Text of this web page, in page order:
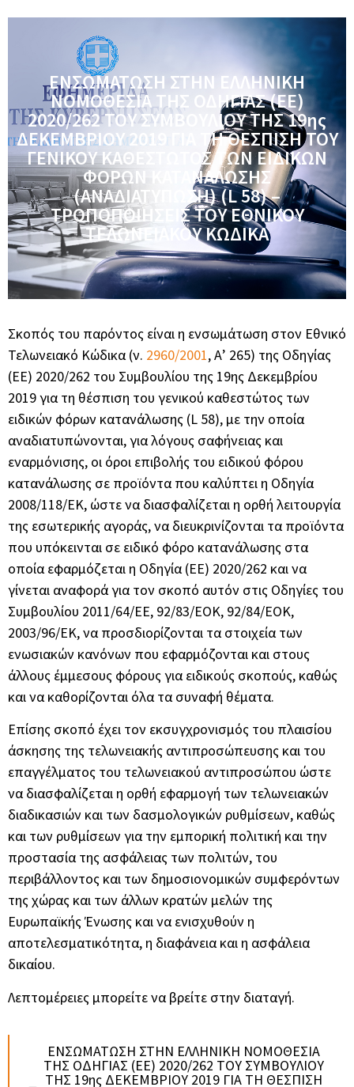
ΕΝΣΩΜΑΤΩΣΗ ΣΤΗΝ ΕΛΛΗΝΙΚΗ
ΝΟΜΟΘΕΣΙΑ ΤΗΣ ΟΔΗΓΙΑΣ (ΕΕ)
2020/262 ΤΟΥ ΣΥΜΒΟΥΛΙΟΥ ΤΗΣ 19ης
ΔΕΚΕΜΒΡΙΟΥ 2019 ΓΙΑ ΤΗ ΘΕΣΠΙΣΗ ΤΟΥ
ΓΕΝΙΚΟΥ ΚΑΘΕΣΤΩΤΟΣ ΤΩΝ ΕΙΔΙΚΩΝ
ΦΟΡΩΝ ΚΑΤΑΝΑΛΩΣΗΣ
(ΑΝΑΔΙΑΤΥΠΩΣΗ) (L 58) –
ΤΡΟΠΟΠΟΙΗΣΕΙΣ ΤΟΥ ΕΘΝΙΚΟΥ
ΤΕΛΩΝΕΙΑΚΟΥ ΚΩΔΙΚΑ
Σκοπός του παρόντος είναι η ενσωμάτωση στον Εθνικό
Τελωνειακό Κώδικα (ν. 2960/2001, Α’ 265) της Οδηγίας
(ΕΕ) 2020/262 του Συμβουλίου της 19ης Δεκεμβρίου
2019 για τη θέσπιση του γενικού καθεστώτος των
ειδικών φόρων κατανάλωσης (L 58), με την οποία
αναδιατυπώνονται, για λόγους σαφήνειας και
εναρμόνισης, οι όροι επιβολής του ειδικού φόρου
κατανάλωσης σε προϊόντα που καλύπτει η Οδηγία
2008/118/ΕΚ, ώστε να διασφαλίζεται η ορθή λειτουργία
της εσωτερικής αγοράς, να διευκρινίζονται τα προϊόντα
που υπόκεινται σε ειδικό φόρο κατανάλωσης στα
οποία εφαρμόζεται η Οδηγία (ΕΕ) 2020/262 και να
γίνεται αναφορά για τον σκοπό αυτόν στις Οδηγίες του
Συμβουλίου 2011/64/ΕΕ, 92/83/ΕΟΚ, 92/84/ΕΟΚ,
2003/96/ΕΚ, να προσδιορίζονται τα στοιχεία των
ενωσιακών κανόνων που εφαρμόζονται και στους
άλλους έμμεσους φόρους για ειδικούς σκοπούς, καθώς
και να καθορίζονται όλα τα συναφή θέματα.
Επίσης σκοπό έχει τον εκσυγχρονισμός του πλαισίου
άσκησης της τελωνειακής αντιπροσώπευσης και του
επαγγέλματος του τελωνειακού αντιπροσώπου ώστε
να διασφαλίζεται η ορθή εφαρμογή των τελωνειακών
διαδικασιών και των δασμολογικών ρυθμίσεων, καθώς
και των ρυθμίσεων για την εμπορική πολιτική και την
προστασία της ασφάλειας των πολιτών, του
περιβάλλοντος και των δημοσιονομικών συμφερόντων
της χώρας και των άλλων κρατών μελών της
Ευρωπαϊκής Ένωσης και να ενισχυθούν η
αποτελεσματικότητα, η διαφάνεια και η ασφάλεια
δικαίου.
Λεπτομέρειες μπορείτε να βρείτε στην διαταγή.
ΕΝΣΩΜΑΤΩΣΗ ΣΤΗΝ ΕΛΛΗΝΙΚΗ ΝΟΜΟΘΕΣΙΑ
ΤΗΣ ΟΔΗΓΙΑΣ (ΕΕ) 2020/262 ΤΟΥ ΣΥΜΒΟΥΛΙΟΥ
ΤΗΣ 19ης ΔΕΚΕΜΒΡΙΟΥ 2019 ΓΙΑ ΤΗ ΘΕΣΠΙΣΗ